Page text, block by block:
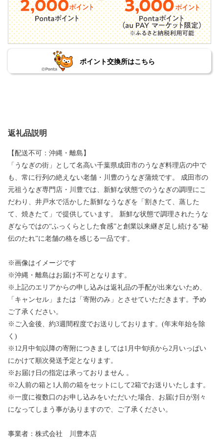
ポイント交換所はこちら
返礼品説明
【配送不可：沖縄・離島】
「うなぎの街」として名高い千葉県成田市のうなぎ料理店の中で
も、常に行列の絶えない老舗・川豊のうなぎ蒲焼です。 成田市の
元祖うなぎ専門店・川豊では、新鮮な状態でのうなぎの調理にこ
だわり、井戸水で活かした新鮮なうなぎを「割きたて、蒸した
て、焼きたて」で提供しています。 新鮮な状態で調理されたうな
ぎならではの“ふっくらとした食感”と創業以来継ぎ足し続ける“秘
伝のたれ”に老舗の格を感じる一品です。
※画像はイメージです
※沖縄・離島はお届け不可となります。
※上記のエリアからの申し込みは返礼品の手配が出来ないため、
「キャンセル」または「寄附のみ」とさせていただきます。予め
ご了承ください。
※ご入金後、約3週間程度でお送りしております。(年末年始を除
く)
※12月中旬以降の寄附につきましては1月中旬頃から2月いっぱい
にかけて順次発送予定となります。
※お届け日の指定は承っておりません 。
※2人前の箱と1人前の箱をセットにして2箱でお送りいたします。
※一度に複数口のお申し込みをいただいた場合、お届け日が別々
になってしまう事がありますので、ご了承ください。
事業者：株式会社 川豊本店